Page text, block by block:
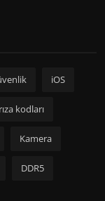
iOS
kodları
Kamera
DDR5